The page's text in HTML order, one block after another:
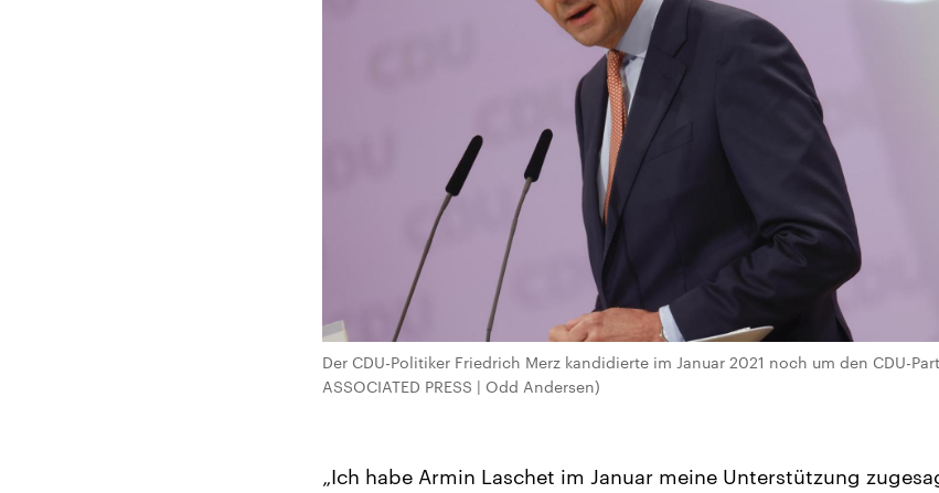
Der CDU-Politiker Friedrich Merz kandidierte im Januar 2021 noch um den CDU-
ASSOCIATED PRESS | Odd Andersen)
„Ich habe Armin Laschet im Januar meine Unterstützung